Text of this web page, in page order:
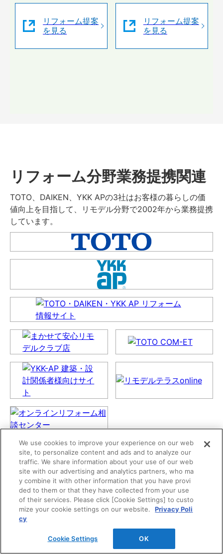
リフォーム提案
を見る
リフォーム提案
を見る
リフォーム分野業務提携関連
TOTO、DAIKEN、YKK APの3社はお客様の暮らしの価
値向上を目指して、リモデル分野で2002年から業務提携
しています。
We use cookies to improve your experience on our web
site, to personalize content and ads and to analyze our
traffic. We share information about your use of our web
site with our advertising and analytics partners, who ma
y combine it with other information that you have provi
ded to them or that they have collected from your use
of their services. Please click [Cookie Settings] to custo
mize your cookie settings on our website.
Privacy Poli
cy
Cookie Settings OK